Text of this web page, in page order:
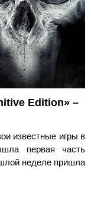
Edition» –
известные игры в
первая часть
неделе пришла